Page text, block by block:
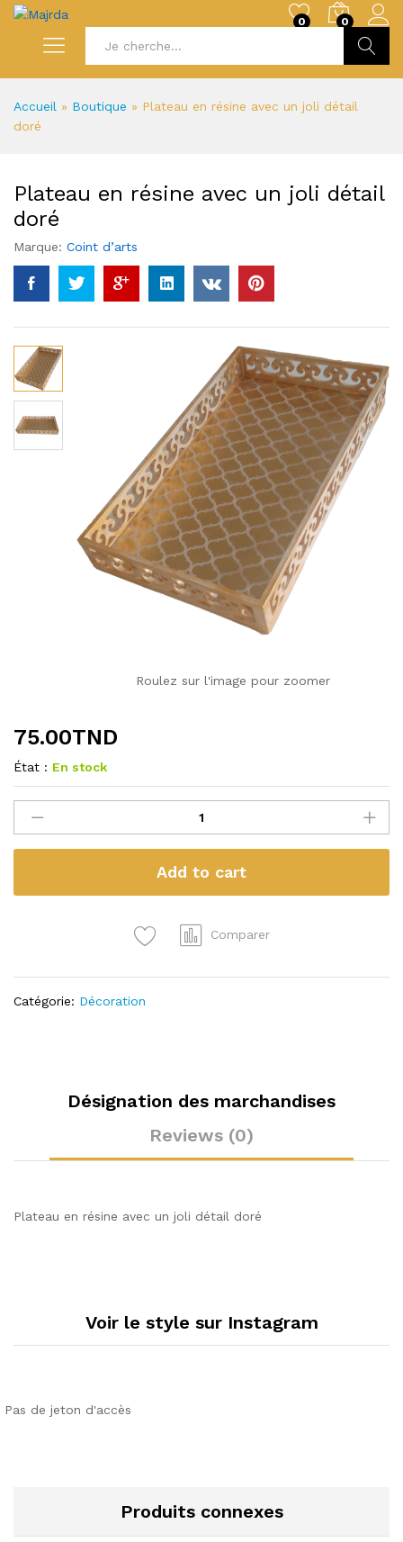
0 0
Accueil » Boutique » Plateau en résine avec un joli détail
doré
Plateau en résine avec un joli détail
doré
Marque: Coint d’arts
Roulez sur l'image pour zoomer
75.00TND
État : En stock
quantité
Add to cart
Comparer
Catégorie: Décoration
Désignation des marchandises
Reviews (0)
Plateau en résine avec un joli détail doré
Voir le style sur Instagram
Pas de jeton d'accès
Produits connexes